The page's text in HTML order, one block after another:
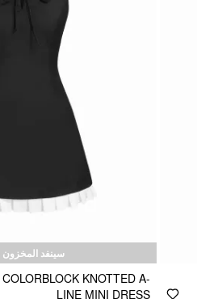
سينفد المخزون
KNOTTED A-
LINE MINI DRESS